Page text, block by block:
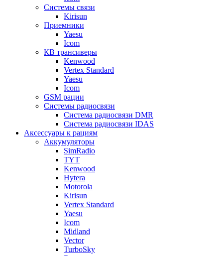
Системы связи
Kirisun
Приемники
Yaesu
Icom
КВ трансиверы
Kenwood
Vertex Standard
Yaesu
Icom
GSM рации
Системы радиосвязи
Система радиосвязи DMR
Система радиосвязи IDAS
Аксессуары к рациям
Аккумуляторы
SimRadio
TYT
Kenwood
Hytera
Motorola
Kirisun
Vertex Standard
Yaesu
Icom
Midland
Vector
TurboSky